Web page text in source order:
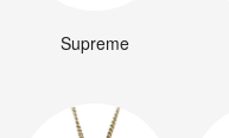
Supreme